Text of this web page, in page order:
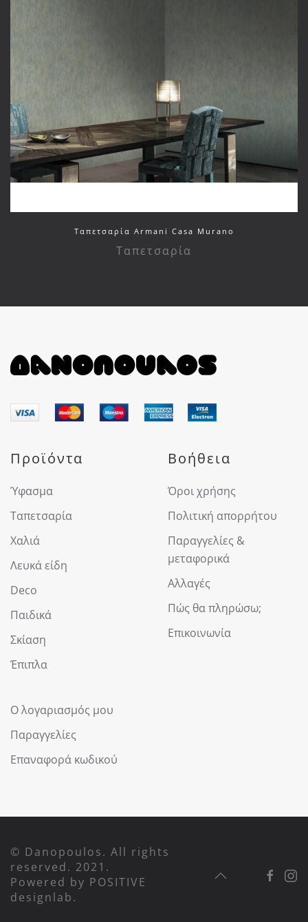
Ταπετσαρία Armani Casa Murano
Ταπετσαρία
Προϊόντα
Ύφασμα
Ταπετσαρία
Χαλιά
Λευκά είδη
Deco
Παιδικά
Σκίαση
Έπιπλα
Βοήθεια
Όροι χρήσης
Πολιτική απορρήτου
Παραγγελίες &
μεταφορικά
Αλλαγές
Πώς θα πληρώσω;
Επικοινωνία
Ο λογαριασμός μου
Παραγγελίες
Επαναφορά κωδικού
© Danopoulos. All rights
reserved. 2021.
Powered by POSITIVE
designlab.